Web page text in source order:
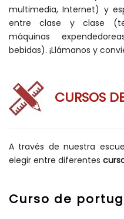
multimedia, Internet) y
entre clase y clase
máquinas
bebidas). ¡Llámanos y
CURSOS
A través de nuestra
elegir entre diferentes
Curso de